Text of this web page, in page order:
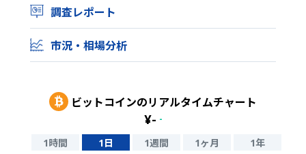
調査レポート
市況・相場分析
ビットコインのリアルタイムチャート
¥- -
1時間 1日 1週間 1ヶ月 1年